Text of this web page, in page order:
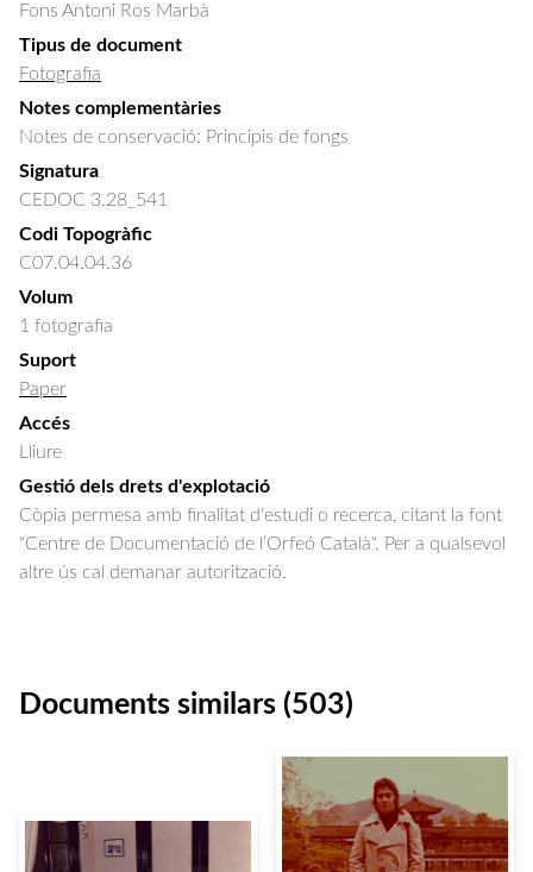
Fons Antoni Ros Marbà
Tipus de document
Fotografia
Notes complementàries
Notes de conservació: Principis de fongs
Signatura
CEDOC 3.28_541
Codi Topogràfic
C07.04.04.36
Volum
1 fotografia
Suport
Paper
Accés
Lliure
Gestió dels drets d'explotació
Còpia permesa amb finalitat d'estudi o recerca, citant la font
"Centre de Documentació de l’Orfeó Català". Per a qualsevol
altre ús cal demanar autorització.
Documents similars (503)